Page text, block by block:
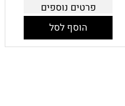
פרטים נוספים
הוסף לסל